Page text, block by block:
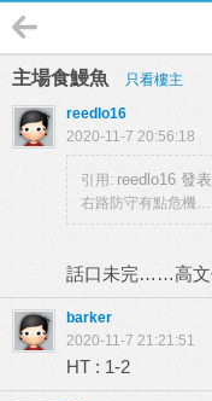
主場食鰻魚 只看樓主
reedlo16
2020-11-7 20:56:18
引用: reedlo16 發
右路防守有點危機
話口未完……高
barker
2020-11-7 21:21:51
HT : 1-2